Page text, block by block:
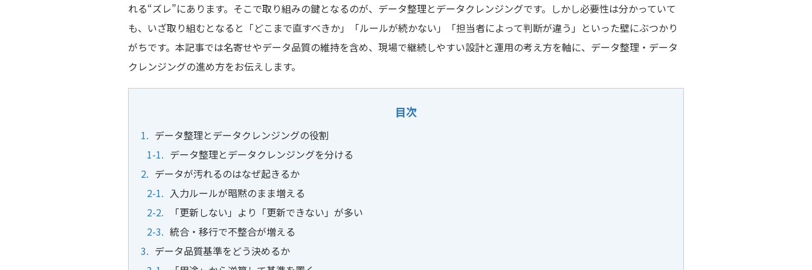
れる“ズレ”にあります。そこで取り組みの鍵となるのが、データ整理とデータクレンジングです。しかし必要性は分かっていて
も、いざ取り組むとなると「どこまで直すべきか」「ルールが続かない」「担当者によって判断が違う」といった壁にぶつかり
がちです。本記事では名寄せやデータ品質の維持を含め、現場で継続しやすい設計と運用の考え方を軸に、データ整理・データ
クレンジングの進め方をお伝えします。
目次
データ整理とデータクレンジングの役割
データ整理とデータクレンジングを分ける
データが汚れるのはなぜ起きるか
入力ルールが暗黙のまま増える
「更新しない」より「更新できない」が多い
統合・移行で不整合が増える
データ品質基準をどう決めるか